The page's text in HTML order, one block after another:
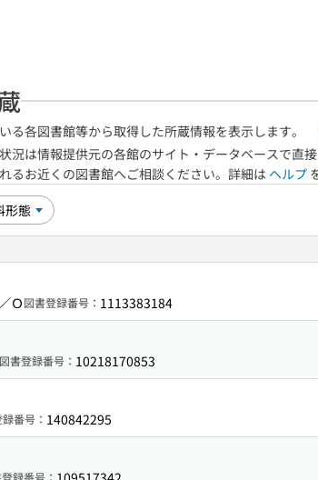
る各図書館等から取得した所蔵情報を表示します。
況は情報提供元の各館のサイト・データベースで直
るお近くの図書館へご相談ください。詳細は ヘルプ
Ｏ図書登録番号： 1113383184
図書登録番号： 10218170853
番号： 140842295
録番号：